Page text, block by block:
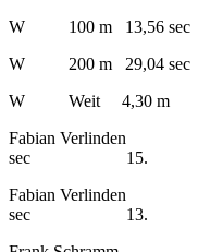
W 100 m 13,56
W 200 m
W Weit
Fabian Verlinden
sec 15.
Fabian Verlinden
sec 13.